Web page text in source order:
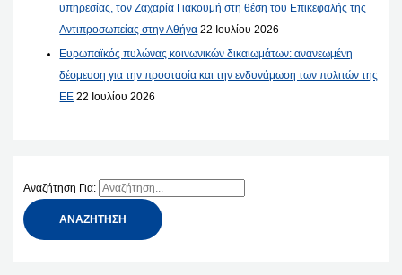
υπηρεσίας, τον Ζαχαρία Γιακουμή στη θέση του Επικεφαλής της
Αντιπροσωπείας στην Αθήνα 22 Ιουλίου 2026
Ευρωπαϊκός πυλώνας κοινωνικών δικαιωμάτων: ανανεωμένη
δέσμευση για την προστασία και την ενδυνάμωση των πολιτών της
ΕΕ 22 Ιουλίου 2026
Αναζήτηση Για: